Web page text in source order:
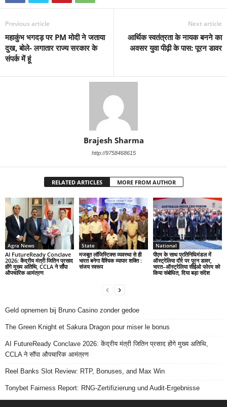
Previous article
महाकुंभ भगदड़ पर PM मोदी ने जताया
दुख, बोले- लगातार राज्य सरकार के
संपर्क में हूं
Next article
आर्थिक स्वतंत्रता के नायक बनने का
अवसर युवा पीढ़ी के पास: पूरन डावर
Brajesh Sharma
http://9758468615
RELATED ARTICLES MORE FROM AUTHOR
Agra News
AI FutureReady Conclave
2026: केंद्रीय मंत्री जितिन प्रसाद
होंगे मुख्य अतिथि, CCLA ने सौंपा
औपचारिक आमंत्रण
State
मजबूत लॉजिस्टिक्स व्यवस्था से ही
भारत बनेगा वैश्विक व्यापार शक्ति :
संजय स्वरूप
National
पीएम के साथ प्रतिनिधिमंडल में
ऑस्ट्रेलिया दौरे पर पूरन डावर,
भारत–ऑस्ट्रेलिया सीईओ फोरम को
किया संबोधित, दिया बड़ा संदेश
Geld opnemen bij Bruno Casino zonder gedoe
The Green Knight et Sakura Dragon pour miser le bonus
AI FutureReady Conclave 2026: केंद्रीय मंत्री जितिन प्रसाद होंगे मुख्य अतिथि,
CCLA ने सौंपा औपचारिक आमंत्रण
Reel Banks Slot Review: RTP, Bonuses, and Max Win
Tonybet Fairness Report: RNG-Zertifizierung und Audit-Ergebnisse